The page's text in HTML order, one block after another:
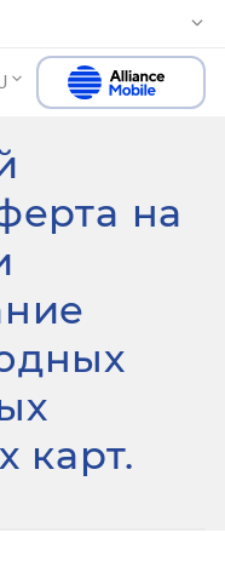
на
карт.